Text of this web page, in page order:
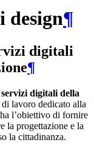
design¶
digitali
¶
digitali della
lavoro dedicato alla
l’obiettivo di fornire
la progettazione e la
la cittadinanza.